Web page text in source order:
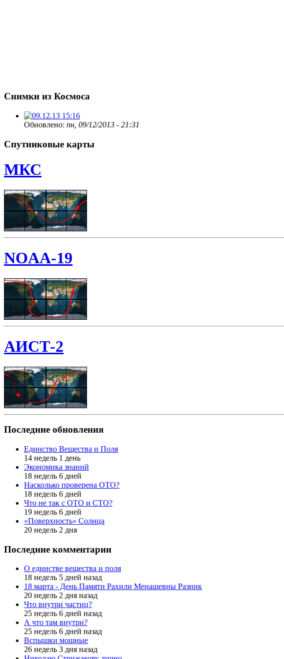
Снимки из Космоса
Обновлено: пн, 09/12/2013 - 21:31
Спутниковые карты
МКС
NOAA-19
АИСТ-2
Последние обновления
Единство Вещества и Поля
14 недель 1 день
Экономика знаний
18 недель 6 дней
Насколько проверена ОТО?
18 недель 6 дней
Что не так с ОТО и СТО?
19 недель 6 дней
«Поверхность» Солнца
20 недель 2 дня
Последние комментарии
О единстве вещества и поля
18 недель 5 дней назад
18 марта - День Памяти Рахили Менашевны Разник
20 недель 2 дня назад
Что внутри частиц?
25 недель 6 дней назад
А что там внутри?
25 недель 6 дней назад
Вспышки мощные
26 недель 3 дня назад